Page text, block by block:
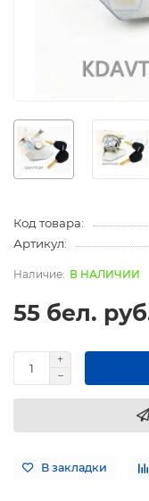
Код товара:
Артикул:
В НАЛИЧИИ
55 бел.
В закладки